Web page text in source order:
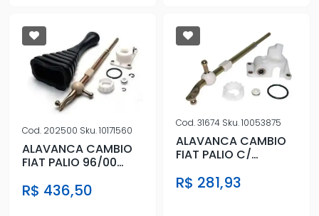
Cod. 202500 Sku.10171560
ALAVANCA CAMBIO
FIAT PALIO 96/00
WEEKEND
R$ 436,50
Cod.31674 Sku.10053875
ALAVANCA CAMBIO
FIAT PALIO C/
R$ 281,93